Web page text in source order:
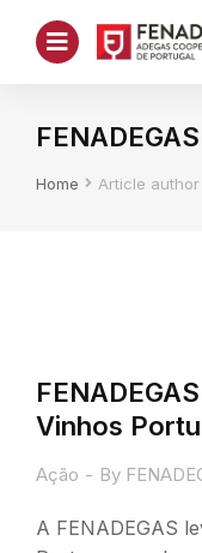
FENADEGAS
You are here:
Home Article author
Vinhos
Ação By
A FENADEGAS